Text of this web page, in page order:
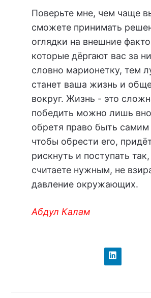
Поверьте мне, чем чаще
сможете принимать
оглядки на внешние
которые дёргают вас за
словно марионетку, тем
станет ваша жизнь и
вокруг. Жизнь - это
победить можно лишь
обретя право быть
чтобы обрести его,
рискнуть и поступать
считаете нужным, не
давление окружающих.
Абдул Калам